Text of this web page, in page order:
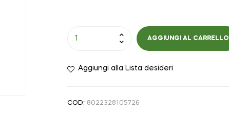
AGGIUNGI AL CARRELLO
Aggiungi alla Lista desideri
COD: 8022328105726